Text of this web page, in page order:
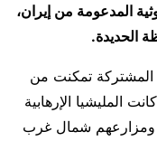
المدعومة من إيران،
الحديدة.
المشتركة تمكنت من
المليشيا الإرهابية
ومزارعهم شمال غرب